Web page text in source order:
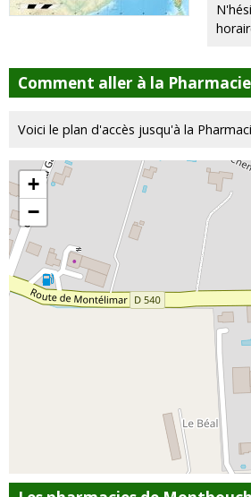
Comment aller à la
Voici le plan d'accès jusqu'à la
+
−